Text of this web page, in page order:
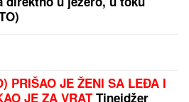
hiljada ljudi
zbog "Delfina" (VIDEO)